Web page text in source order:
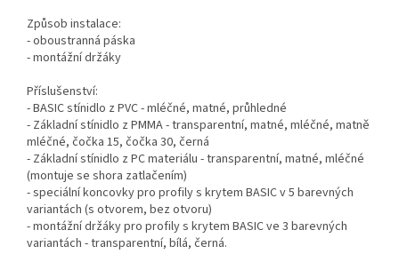
Způsob instalace:
- oboustranná páska
- montážní držáky
Příslušenství:
- BASIC stínidlo z PVC - mléčné, matné, průhledné
- Základní stínidlo z PMMA - transparentní, matné, mléčné, matně
mléčné, čočka 15, čočka 30, černá
- Základní stínidlo z PC materiálu - transparentní, matné, mléčné
(montuje se shora zatlačením)
- speciální koncovky pro profily s krytem BASIC v 5 barevných
variantách (s otvorem, bez otvoru)
- montážní držáky pro profily s krytem BASIC ve 3 barevných
variantách - transparentní, bílá, černá.